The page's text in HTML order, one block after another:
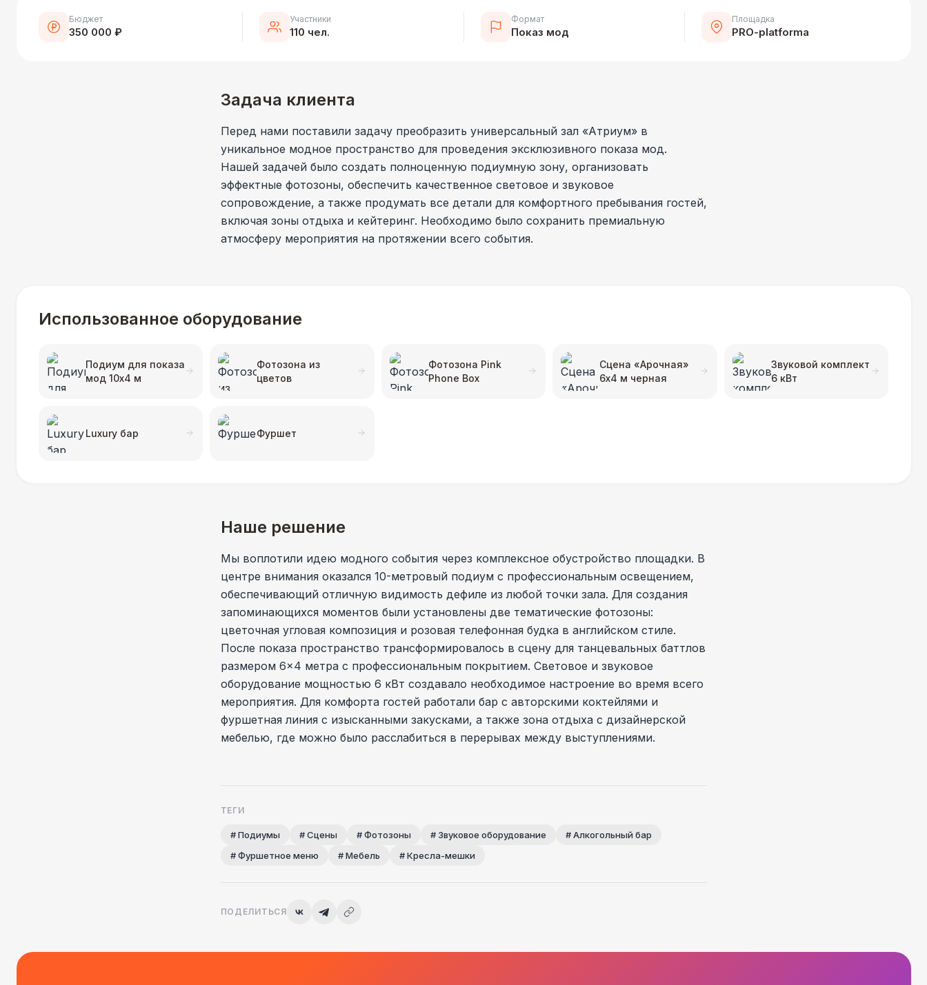
Бюджет
350 000 ₽
Участники
110 чел.
Формат
Показ мод
Площадка
PRO-platforma
Задача клиента
Перед нами поставили задачу преобразить универсальный зал «Атриум» в
уникальное модное пространство для проведения эксклюзивного показа мод.
Нашей задачей было создать полноценную подиумную зону, организовать
эффектные фотозоны, обеспечить качественное световое и звуковое
сопровождение, а также продумать все детали для комфортного пребывания гостей,
включая зоны отдыха и кейтеринг. Необходимо было сохранить премиальную
атмосферу мероприятия на протяжении всего события.
Использованное оборудование
Подиум для показа
мод 10х4 м
Фотозона из
цветов
Фотозона Pink
Phone Box
Сцена «Арочная»
6x4 м черная
Звуковой комплект
6 кВт
Luxury бар Фуршет
Наше решение
Мы воплотили идею модного события через комплексное обустройство площадки. В
центре внимания оказался 10-метровый подиум с профессиональным освещением,
обеспечивающий отличную видимость дефиле из любой точки зала. Для создания
запоминающихся моментов были установлены две тематические фотозоны:
цветочная угловая композиция и розовая телефонная будка в английском стиле.
После показа пространство трансформировалось в сцену для танцевальных баттлов
размером 6×4 метра с профессиональным покрытием. Световое и звуковое
оборудование мощностью 6 кВт создавало необходимое настроение во время всего
мероприятия. Для комфорта гостей работали бар с авторскими коктейлями и
фуршетная линия с изысканными закусками, а также зона отдыха с дизайнерской
мебелью, где можно было расслабиться в перерывах между выступлениями.
ТЕГИ
# Подиумы # Сцены # Фотозоны # Звуковое оборудование
# Алкогольный бар
# Фуршетное меню
# Мебель # Кресла-мешки
ПОДЕЛИТЬСЯ